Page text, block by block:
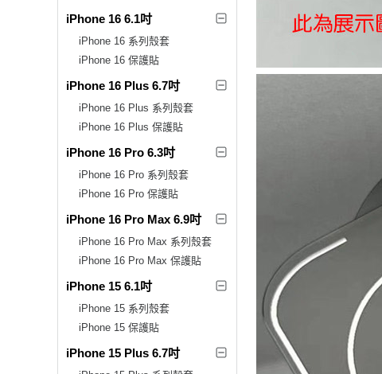
iPhone 16 6.1吋
iPhone 16 系列殼套
iPhone 16 保護貼
iPhone 16 Plus 6.7吋
iPhone 16 Plus 系列殼套
iPhone 16 Plus 保護貼
iPhone 16 Pro 6.3吋
iPhone 16 Pro 系列殼套
iPhone 16 Pro 保護貼
iPhone 16 Pro Max 6.9吋
iPhone 16 Pro Max 系列殼套
iPhone 16 Pro Max 保護貼
iPhone 15 6.1吋
iPhone 15 系列殼套
iPhone 15 保護貼
iPhone 15 Plus 6.7吋